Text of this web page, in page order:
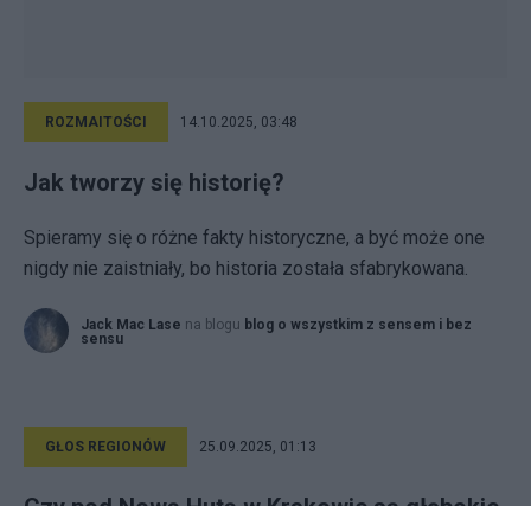
ROZMAITOŚCI 14.10.2025, 03:48
Jak tworzy się historię?
Spieramy się o różne fakty historyczne, a być może one
nigdy nie zaistniały, bo historia została sfabrykowana.
Jack Mac Lase na blogu blog o wszystkim z sensem i bez
sensu
GŁOS REGIONÓW 25.09.2025, 01:13